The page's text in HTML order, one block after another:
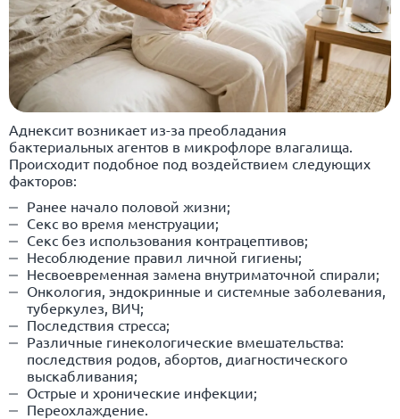
Аднексит возникает из-за преобладания
бактериальных агентов в микрофлоре влагалища.
Происходит подобное под воздействием следующих
факторов:
Ранее начало половой жизни;
Секс во время менструации;
Секс без использования контрацептивов;
Несоблюдение правил личной гигиены;
Несвоевременная замена внутриматочной спирали;
Онкология, эндокринные и системные заболевания,
туберкулез, ВИЧ;
Последствия стресса;
Различные гинекологические вмешательства:
последствия родов, абортов, диагностического
выскабливания;
Острые и хронические инфекции;
Переохлаждение.